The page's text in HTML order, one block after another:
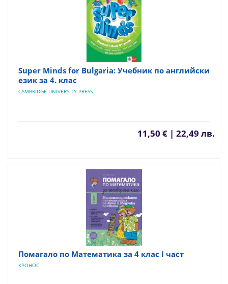
Super Minds for Bulgaria: Учебник по английски
език за 4. клас
CAMBRIDGE UNIVERSITY PRESS
11,50 € | 22,49 лв.
Помагало по Математика за 4 клас I част
КРОНОС